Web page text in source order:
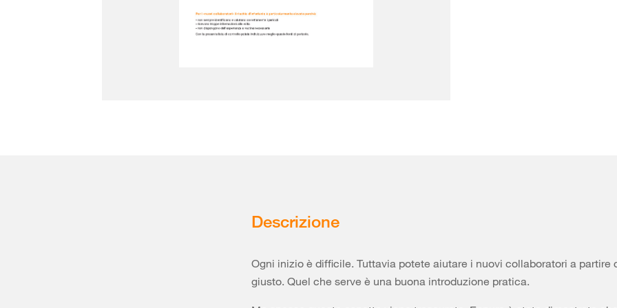
Descrizione
Ogni inizio è difficile. Tuttavia potete aiutare i nuovi collaboratori a partire
giusto. Quel che serve è una buona introduzione pratica.